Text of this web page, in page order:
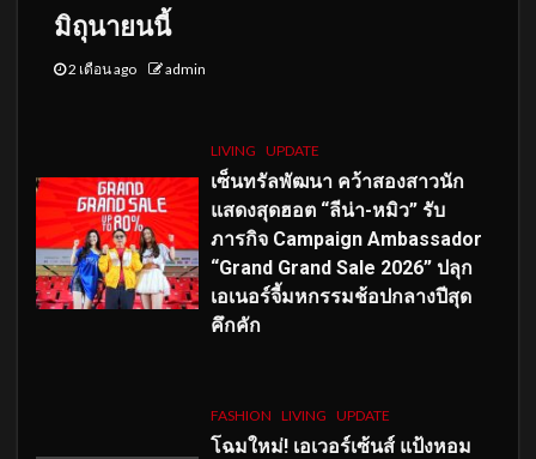
มิถุนายนนี้
2 เดือน ago admin
LIVING UPDATE
เซ็นทรัลพัฒนา คว้าสองสาวนัก
แสดงสุดฮอต “ลีน่า-หมิว” รับ
ภารกิจ Campaign Ambassador
“Grand Grand Sale 2026” ปลุก
เอเนอร์จี้มหกรรมช้อปกลางปีสุด
คึกคัก
FASHION LIVING UPDATE
โฉมใหม่! เอเวอร์เซ้นส์ แป้งหอม